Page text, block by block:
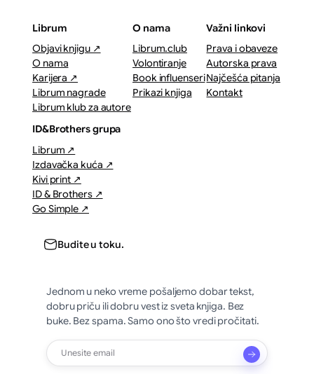
Librum
Objavi knjigu ↗
O nama
Karijera ↗
Librum nagrade
Librum klub za autore
O nama
Librum.club
Volontiranje
Book influenseri
Prikazi knjiga
Važni linkovi
Prava i obaveze
Autorska prava
Najčešća pitanja
Kontakt
ID&Brothers grupa
Librum ↗
Izdavačka kuća ↗
Kivi print ↗
ID & Brothers ↗
Go Simple ↗
Budite u toku.
Jednom u neko vreme pošaljemo dobar tekst,
dobru priču ili dobru vest iz sveta knjiga. Bez
buke. Bez spama. Samo ono što vredi pročitati.